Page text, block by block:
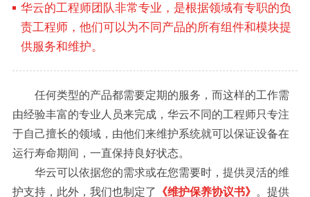
华云的工程师团队非常专业，是根据领域有专职的负
责工程师，他们可以为不同产品的所有组件和模块提
供服务和维护。
任何类型的产品都需要定期的服务，而这样的工作需
由经验丰富的专业人员来完成，华云不同的工程师只专注
于自己擅长的领域，由他们来维护系统就可以保证设备在
运行寿命期间，一直保持良好状态。
华云可以依据您的需求或在您需要时，提供灵活的维
护支持，此外，我们也制定了
《维护保养协议书》 。提供